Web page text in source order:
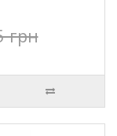
грн